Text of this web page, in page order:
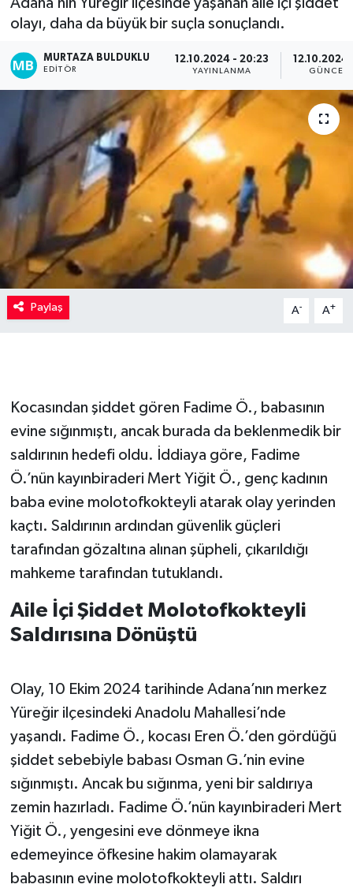
Adana’nın Yüreğir ilçesinde yaşanan aile içi şiddet
olayı, daha da büyük bir suçla sonuçlandı.
MURTAZA BULDUKLU
EDITÖR
12.10.2024 - 20:23
YAYINLANMA
Paylaş A- A+
Kocasından şiddet gören Fadime Ö., babasının
evine sığınmıştı, ancak burada da beklenmedik bir
saldırının hedefi oldu. İddiaya göre, Fadime
Ö.’nün kayınbiraderi Mert Yiğit Ö., genç kadının
baba evine molotofkokteyli atarak olay yerinden
kaçtı. Saldırının ardından güvenlik güçleri
tarafından gözaltına alınan şüpheli, çıkarıldığı
mahkeme tarafından tutuklandı.
Aile İçi Şiddet Molotofkokteyli
Saldırısına Dönüştü
Olay, 10 Ekim 2024 tarihinde Adana’nın merkez
Yüreğir ilçesindeki Anadolu Mahallesi’nde
yaşandı. Fadime Ö., kocası Eren Ö.’den gördüğü
şiddet sebebiyle babası Osman G.’nin evine
sığınmıştı. Ancak bu sığınma, yeni bir saldırıya
zemin hazırladı. Fadime Ö.’nün kayınbiraderi Mert
Yiğit Ö., yengesini eve dönmeye ikna
edemeyince öfkesine hakim olamayarak
babasının evine molotofkokteyli attı. Saldırı
Kadın
Magazin